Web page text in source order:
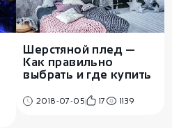
Шерстяной плед —
Как правильно
выбрать и где купить
2018-07-05 17 1139